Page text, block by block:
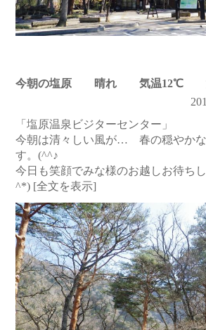
今朝の塩原 晴れ 気温12℃ 湿
「塩原温泉ビジターセンター」
今朝は清々しい風が… 春の穏やか
す。(^^♪
今日も笑顔でみな様のお越しお待ち
^*) [全文を表示]